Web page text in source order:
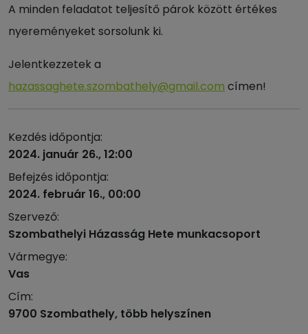
A minden feladatot teljesítő párok között értékes
nyereményeket sorsolunk ki.
Jelentkezzetek a
hazassaghete.szombathely@gmail.com címen!
Kezdés időpontja:
2024. január 26., 12:00
Befejzés időpontja:
2024. február 16., 00:00
Szervező:
Szombathelyi Házasság Hete munkacsoport
Vármegye:
Vas
Cím:
9700 Szombathely, több helyszínen